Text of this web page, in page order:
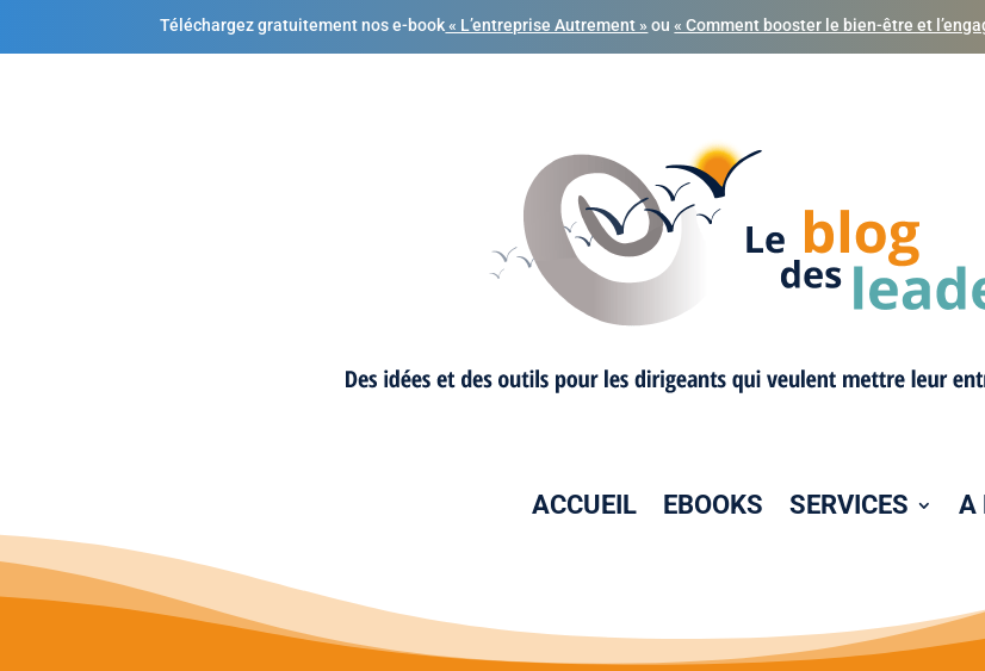
Téléchargez gratuitement nos e-book« L’entreprise Autrement » ou« Comment booster le bien-être et
ACCUEIL EBOOKS SERVICES A